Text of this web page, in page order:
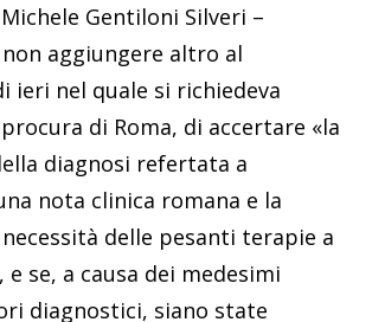
Gentiloni Silveri –
aggiungere altro al
ieri nel quale si richiedeva
di Roma, di accertare «la
diagnosi refertata a
nota clinica romana e la
delle pesanti terapie a
se, a causa dei medesimi
diagnostici, siano state